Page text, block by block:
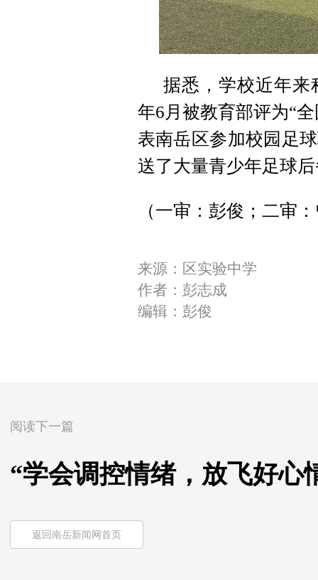
据悉，学校近年来
年6月被教育部评为“
表南岳区参加校园足
送了大量青少年足球
（一审：彭俊；二审
来源：区实验中学
作者：彭志成
编辑：彭俊
阅读下一篇
“学会调控情绪，放飞好心
返回南岳新闻网首页